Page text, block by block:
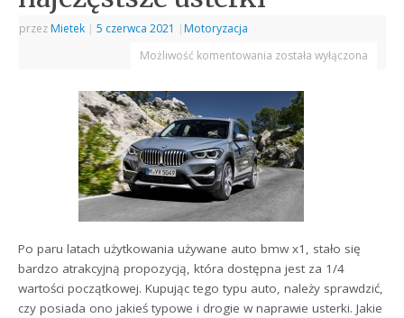
przez Mietek | 5 czerwca 2021 | Motoryzacja
Możliwość komentowania została wyłączona
Po paru latach użytkowania używane auto bmw x1, stało się
bardzo atrakcyjną propozycją, która dostępna jest za 1/4
wartości początkowej. Kupując tego typu auto, należy sprawdzić,
czy posiada ono jakieś typowe i drogie w naprawie usterki. Jakie